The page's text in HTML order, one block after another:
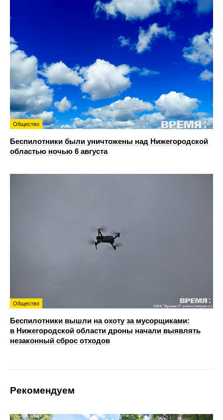
Общество
Беспилотники были уничтожены над Нижегородской
областью ночью 6 августа
Общество
Беспилотники вышли на охоту за мусорщиками:
в Нижегородской области дроны начали выявлять
незаконный сброс отходов
Рекомендуем